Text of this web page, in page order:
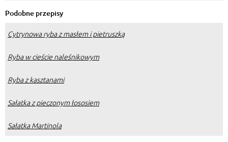
Podobne przepisy
Cytrynowa ryba z masłem i pietruszką
Ryba w cieście naleśnikowym
Ryba z kasztanami
Sałatka z pieczonym łososiem
Sałatka Martinola